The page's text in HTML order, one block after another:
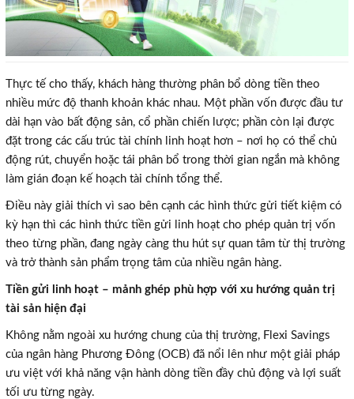
Thực tế cho thấy, khách hàng thường phân bổ dòng tiền theo
nhiều mức độ thanh khoản khác nhau. Một phần vốn được đầu tư
dài hạn vào bất động sản, cổ phần chiến lược; phần còn lại được
đặt trong các cấu trúc tài chính linh hoạt hơn – nơi họ có thể chủ
động rút, chuyển hoặc tái phân bổ trong thời gian ngắn mà không
làm gián đoạn kế hoạch tài chính tổng thể.
Điều này giải thích vì sao bên cạnh các hình thức gửi tiết kiệm có
kỳ hạn thì các hình thức tiền gửi linh hoạt cho phép quản trị vốn
theo từng phần, đang ngày càng thu hút sự quan tâm từ thị trường
và trở thành sản phẩm trọng tâm của nhiều ngân hàng.
Tiền gửi linh hoạt – mảnh ghép phù hợp với xu hướng quản trị
tài sản hiện đại
Không nằm ngoài xu hướng chung của thị trường, Flexi Savings
của ngân hàng Phương Đông (OCB) đã nổi lên như một giải pháp
ưu việt với khả năng vận hành dòng tiền đầy chủ động và lợi suất
tối ưu từng ngày.